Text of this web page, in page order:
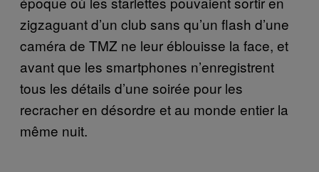
zigzaguant d’un club sans qu’un flash d’une
caméra de TMZ ne leur éblouisse la face, et
avant que les smartphones n’enregistrent
tous les détails d’une soirée pour les
recracher en désordre et au monde entier la
même nuit.